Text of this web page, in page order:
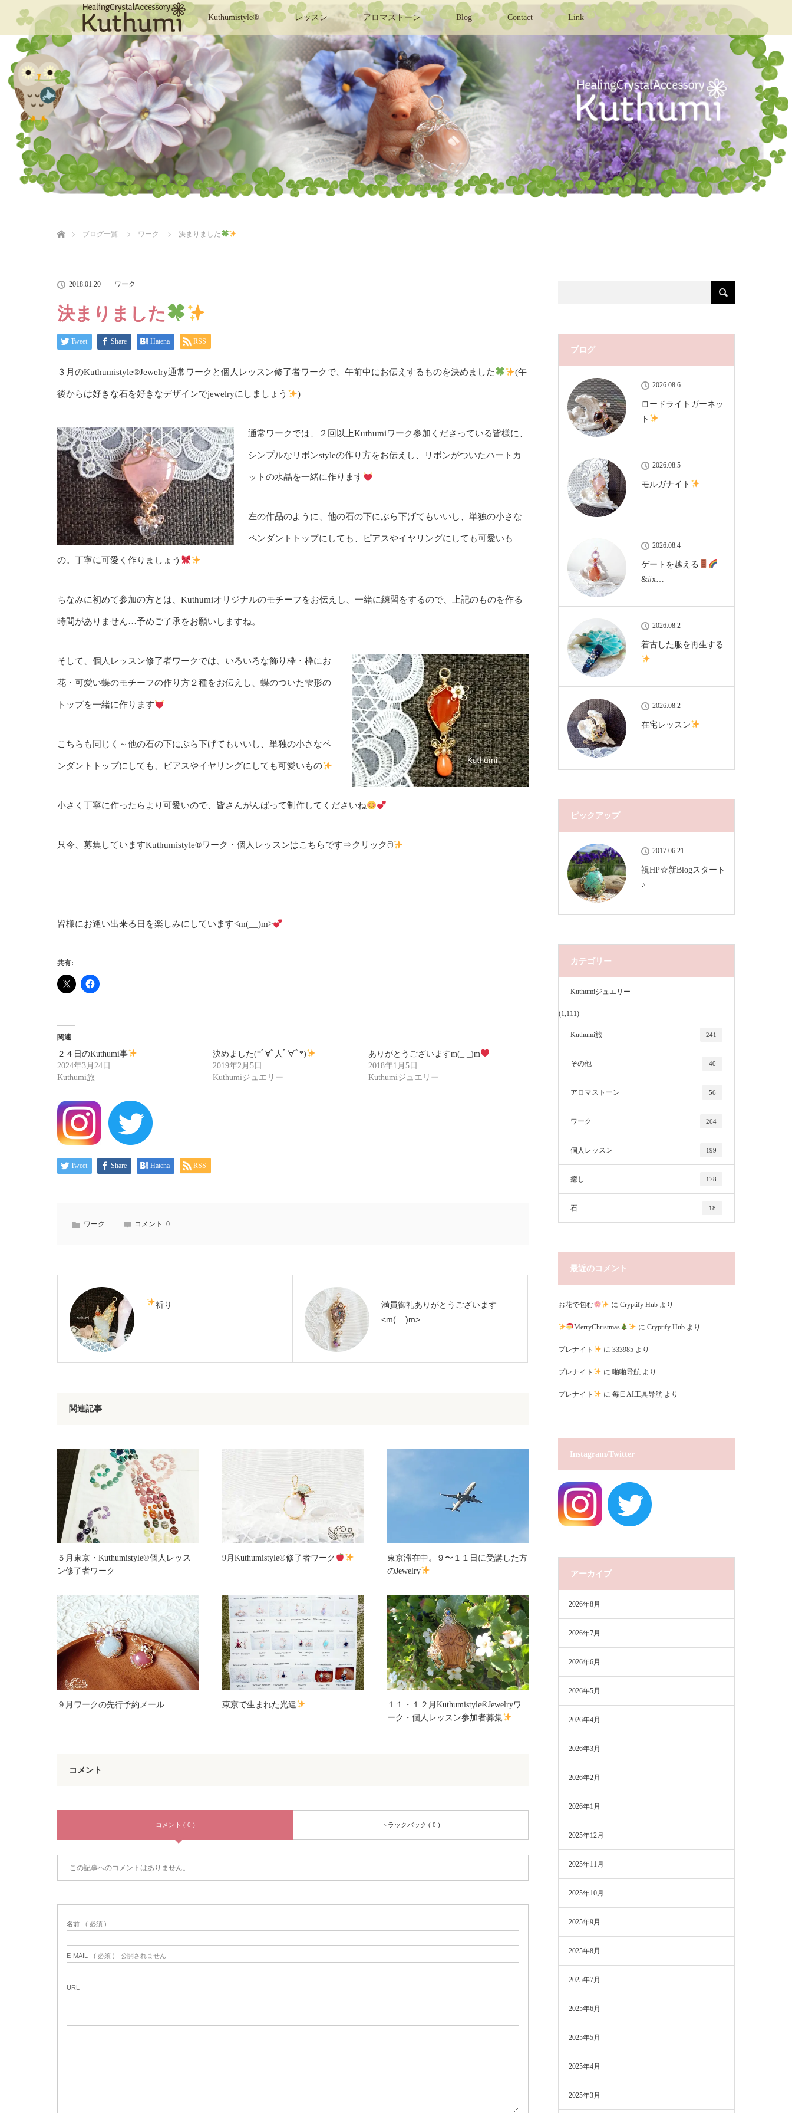
Kuthumistyle® レッスン アロマストーン Blog Contact Link
ブログ一覧
ワーク 決まりました
2018.01.20 ワーク
決まりました
Tweet Share Hatena RSS
３月のKuthumistyle®Jewelry通常ワークと個人レッスン修了者ワークで、午前中にお伝えするものを決めました (午
後からは好きな石を好きなデザインでjewelryにしましょう )
通常ワークでは、２回以上Kuthumiワーク参加くださっている皆様に、
シンプルなリボンstyleの作り方をお伝えし、リボンがついたハートカ
ットの水晶を一緒に作ります
左の作品のように、他の石の下にぶら下げてもいいし、単独の小さな
ペンダントトップにしても、ピアスやイヤリングにしても可愛いも
の。丁寧に可愛く作りましょう
ちなみに初めて参加の方とは、Kuthumiオリジナルのモチーフをお伝えし、一緒に練習をするので、上記のものを作る
時間がありません…予めご了承をお願いしますね。
そして、個人レッスン修了者ワークでは、いろいろな飾り枠・枠にお
花・可愛い蝶のモチーフの作り方２種をお伝えし、蝶のついた雫形の
トップを一緒に作ります
こちらも同じく～他の石の下にぶら下げてもいいし、単独の小さなペ
ンダントトップにしても、ピアスやイヤリングにしても可愛いもの
小さく丁寧に作ったらより可愛いので、皆さんがんばって制作してくださいね
只今、募集していますKuthumistyle®ワーク・個人レッスンはこちらです⇒クリック🖱
皆様にお逢い出来る日を楽しみにしています<m(__)m>
共有:
関連
２４日のKuthumi事
2024年3月24日
Kuthumi旅
決めました(*ﾟ∀ﾟ人ﾟ∀ﾟ*)
2019年2月5日
Kuthumiジュエリー
ありがとうございますm(_ _)m
2018年1月5日
Kuthumiジュエリー
Tweet Share Hatena RSS
ワーク コメント: 0
祈り
満員御礼ありがとうございます
<m(__)m>
関連記事
５月東京・Kuthumistyle®個人レッス
ン修了者ワーク
9月Kuthumistyle®️修了者ワーク
東京滞在中。９〜１１日に受講した方
のJewelry
９月ワークの先行予約メール 東京で生まれた光達
１１・１２月Kuthumistyle®Jewelryワ
ーク・個人レッスン参加者募集
コメント
コメント ( 0 ) トラックバック ( 0 )
この記事へのコメントはありません。
名前 ( 必須 )
E-MAIL ( 必須 ) - 公開されません -
URL
ブログ
2026.08.6
ロードライトガーネッ
ト
2026.08.5
モルガナイト
2026.08.4
ゲートを越える
&#x…
2026.08.2
着古した服を再生する
2026.08.2
在宅レッスン
ピックアップ
2017.06.21
祝HP☆新Blogスタート
♪
カテゴリー
Kuthumiジュエリー
(1,111)
Kuthumi旅 241
その他 40
アロマストーン 56
ワーク 264
個人レッスン 199
癒し 178
石 18
最近のコメント
お花で包む にCryptify Hub より
MerryChristmas に Cryptify Hubより
プレナイト に 333985より
プレナイト に 啪啪导航より
プレナイト に 每日AI工具导航より
Instagram/Twitter
アーカイブ
2026年8月
2026年7月
2026年6月
2026年5月
2026年4月
2026年3月
2026年2月
2026年1月
2025年12月
2025年11月
2025年10月
2025年9月
2025年8月
2025年7月
2025年6月
2025年5月
2025年4月
2025年3月